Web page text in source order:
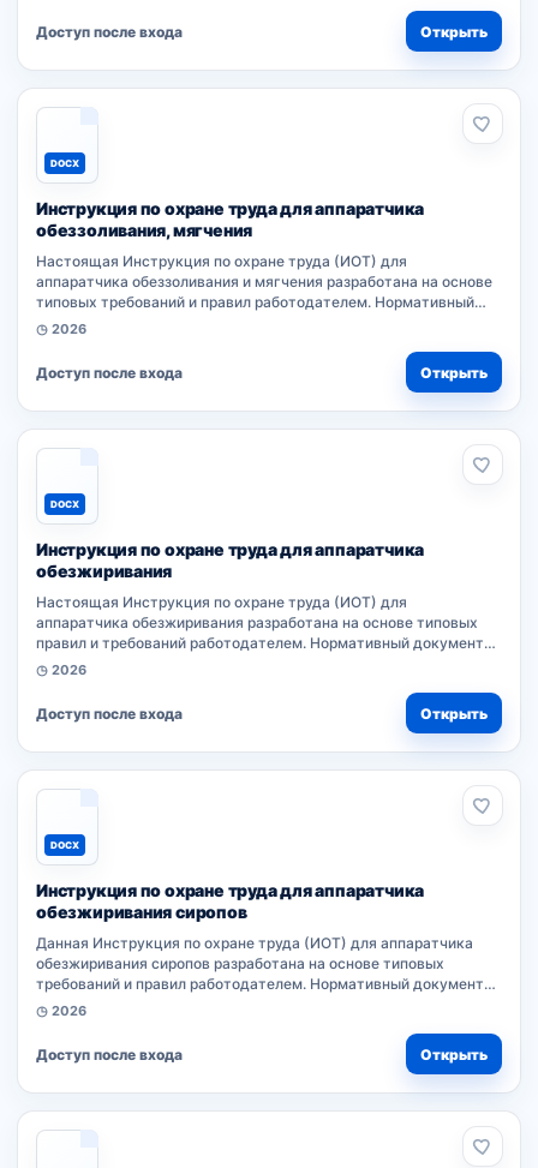
Доступ после входа Открыть
DOCX
Инструкция по охране труда для аппаратчика
обеззоливания, мягчения
Настоящая Инструкция по охране труда (ИОТ) для
аппаратчика обеззоливания и мягчения разработана на основе
типовых требований и правил работодателем. Нормативный
документ устанавливает порядок безопасности при
◷ 2026
Доступ после входа Открыть
DOCX
Инструкция по охране труда для аппаратчика
обезжиривания
Настоящая Инструкция по охране труда (ИОТ) для
аппаратчика обезжиривания разработана на основе типовых
правил и требований работодателем. Нормативный документ
устанавливает порядок безопасности при выполнении работ.
◷ 2026
Доступ после входа Открыть
DOCX
Инструкция по охране труда для аппаратчика
обезжиривания сиропов
Данная Инструкция по охране труда (ИОТ) для аппаратчика
обезжиривания сиропов разработана на основе типовых
требований и правил работодателем. Нормативный документ
устанавливает порядок безопасности при выполнении работ.
◷ 2026
Доступ после входа Открыть